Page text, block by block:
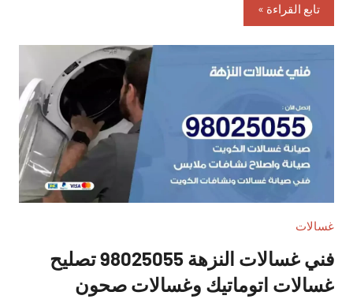
تابع القراءة
غسالات
فني غسالات النزهة 98025055 تصليح
غسالات اتوماتيك وغسالات صحون